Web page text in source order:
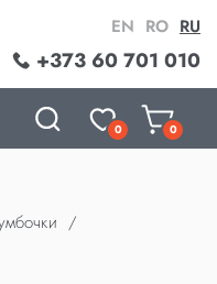
+373 60 701 010
EN RO RU
0 0